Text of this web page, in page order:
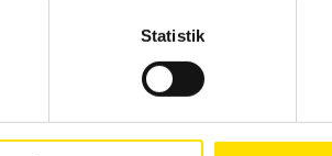
Statistik
Jag vill veta